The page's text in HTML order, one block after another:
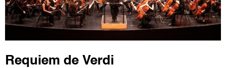
Requiem de Verdi